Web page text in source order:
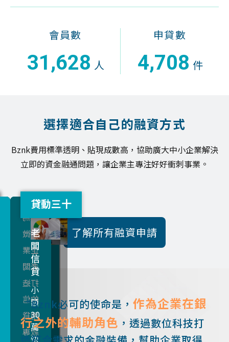
會員數
31 ,628 人
申貸數
4,708 件
選擇適合自己的融資方式
Bznk費用標準透明、貼現成數高，協助廣大中小企業解決
立即的資金融通問題，讓企業主專注好好衝刺事業。
Bznk
著重
企業
真實
交
易、
開票
人與
票必貼
客
票
貼
現
支
援
禁
背
票
個人
自然
人可
運用
不動
產剩
餘價
值增
房可貸
個
人
房
屋
副
擔
保
融
資
了解所有融資申請
“Bznk必可的使命是， 作為企業在銀
行之外的輔助角色 ，透過數位科技打